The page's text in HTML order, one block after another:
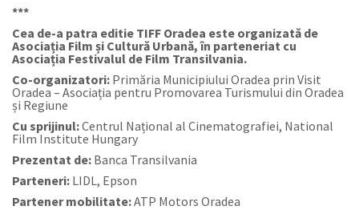
***
Cea de-a patra editie TIFF Oradea este organizată de
Asociația Film și Cultură Urbană, în parteneriat cu
Asociația Festivalul de Film Transilvania.
Co-organizatori: Primăria Municipiului Oradea prin Visit
Oradea – Asociația pentru Promovarea Turismului din Oradea
și Regiune
Cu sprijinul:Centrul Național al Cinematografiei, National
Film Institute Hungary
Prezentat de: Banca Transilvania
Parteneri: LIDL, Epson
Partener mobilitate:ATP Motors Oradea